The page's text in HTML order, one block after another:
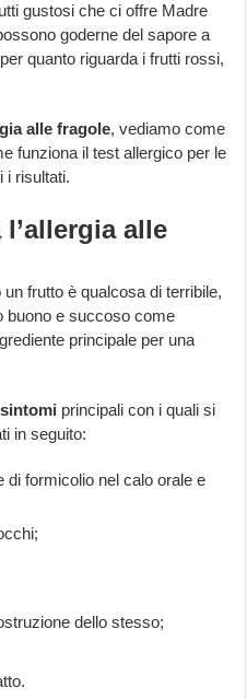
gustosi che ci offre Madre
goderne del sapore a
quanto riguarda i frutti rossi,
alle fragole, vediamo come
funziona il test allergico per le
i risultati.
alle
frutto è qualcosa di terribile,
buono e succoso come
principale per una
sintomi principali con i quali si
in seguito:
di formicolio nel calo orale e
dello stesso;